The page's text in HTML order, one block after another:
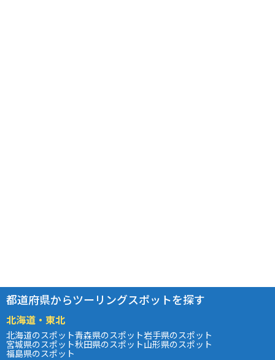
都道府県からツーリングスポットを探す
北海道・東北
北海道のスポット青森県のスポット岩手県のスポット
宮城県のスポット秋田県のスポット山形県のスポット
福島県のスポット